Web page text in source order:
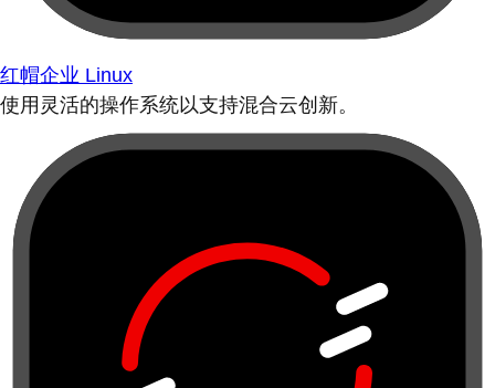
红帽企业 Linux
使用灵活的操作系统以支持混合云创新。